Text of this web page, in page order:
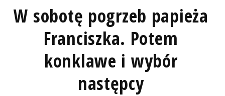
W sobotę pogrzeb papieża
Franciszka. Potem
konklawe i wybór
następcy